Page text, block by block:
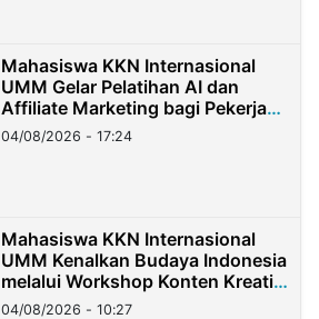
Mahasiswa KKN Internasional
UMM Gelar Pelatihan AI dan
Affiliate Marketing bagi Pekerja
Migran Indonesia di Taiwan
04/08/2026 - 17:24
Mahasiswa KKN Internasional
UMM Kenalkan Budaya Indonesia
melalui Workshop Konten Kreatif
di Taiwan
04/08/2026 - 10:27